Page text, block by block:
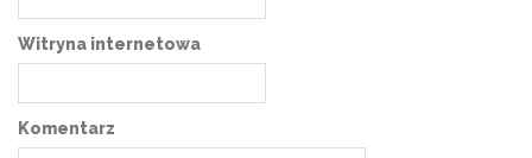
Witryna internetowa
Komentarz